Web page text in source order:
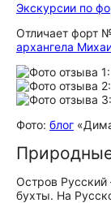
Экскурсии по
Отличает форт
архангела
Фото: блог
Остров Русский
бухты. На